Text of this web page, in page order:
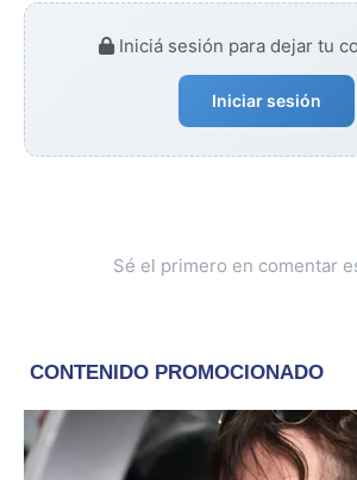
Iniciá sesión para dejar tu
Iniciar sesión
Sé el primero en comentar